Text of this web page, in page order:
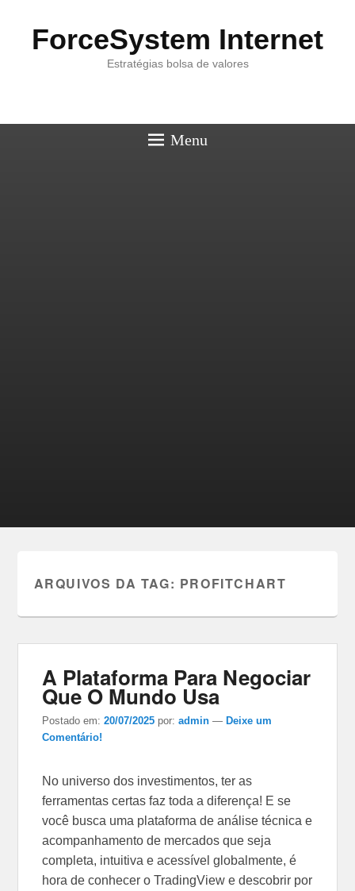
ForceSystem Internet
Estratégias bolsa de valores
Menu
ARQUIVOS DA TAG: PROFITCHART
A Plataforma Para Negociar
Que O Mundo Usa
Postado em:20/07/2025 por:admin — Deixe um
Comentário!
No universo dos investimentos, ter as
ferramentas certas faz toda a diferença! E se
você busca uma plataforma de análise técnica e
acompanhamento de mercados que seja
completa, intuitiva e acessível globalmente, é
hora de conhecer o TradingView e descobrir por